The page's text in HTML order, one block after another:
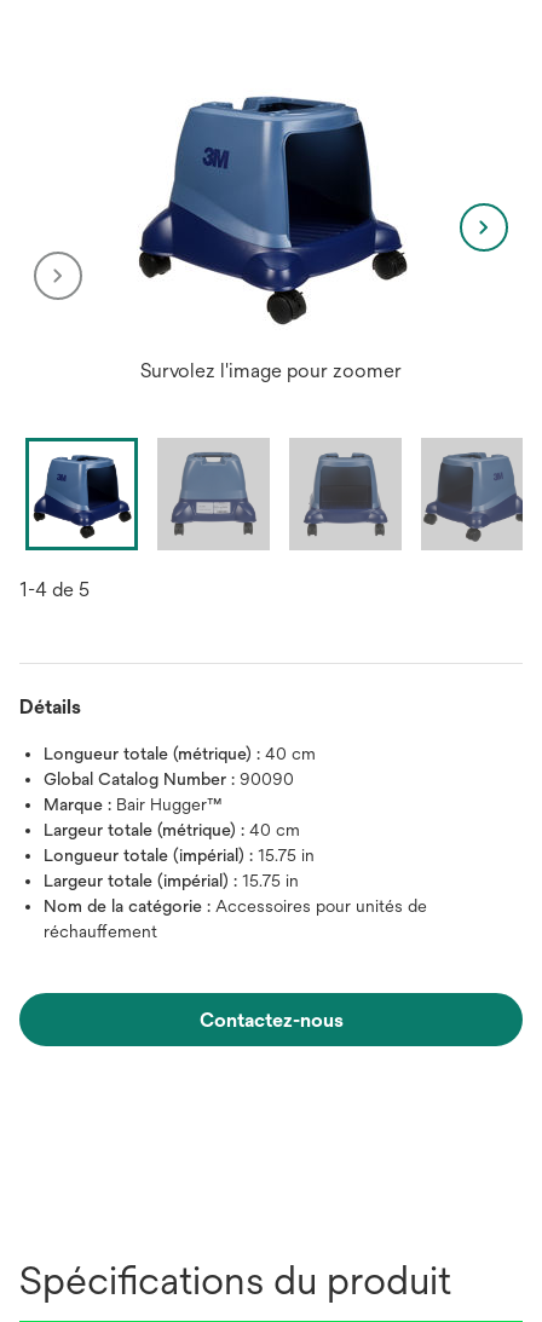
Survolez l'image pour zoomer
1-4 de 5
Détails
Longueur totale (métrique) : 40 cm
Global Catalog Number : 90090
Marque : Bair Hugger™
Largeur totale (métrique) : 40 cm
Longueur totale (impérial) : 15.75 in
Largeur totale (impérial) : 15.75 in
Nom de la catégorie : Accessoires pour unités de
réchauffement
Contactez-nous
Spécifications du produit